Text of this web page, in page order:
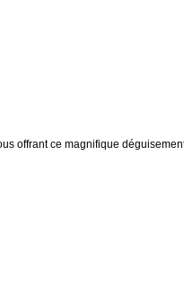
offrant ce magnifique